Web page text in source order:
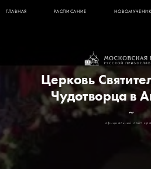
ГЛАВНАЯ РАСПИСАНИЕ
Церковь
Чудотворца в
официальный сайт